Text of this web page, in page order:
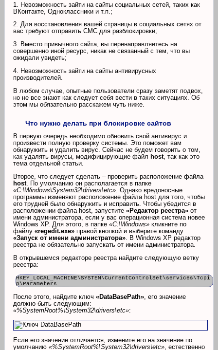
1. Невозможность зайти на сайты социальных сетей, таких как
ВКонтакте, Одноклассники и т.п.;
2. Для восстановления вашей страницы в социальных сетях от
вас требуют отправить СМС для разблокировки;
3. Вместо привычного сайта, вы перенаправляетесь на
совершенно иной ресурс, никак не связанный с тем, что вы
ожидали увидеть;
4. Невозможность зайти на сайты антивирусных
производителей.
В любом случае, опытные пользователи сразу заметят подвох,
но не все знают как следует себя вести в таких ситуациях. Об
этом мы обязательно расскажем чуть ниже.
Что нужно делать при блокировке сайтов
В первую очередь необходимо обновить свой антивирус и
произвести полную проверку системы. Это поможет вам
обнаружить и удалить вирус. Сейчас не будем говорить о том,
как удалять вирусы, модифицирующие файл host, так как это
тема отдельной статьи.
Второе, что следует сделать – проверить расположение файла
host. По умолчанию он располагается в папке
«C:\Windows\System32\drivers\etc». Однако вредоносные
программы изменяют расположение файла host для того, чтобы
его трудней было обнаружить и исправить. Чтобы убедится в
расположении файла host, запустите «Редактор реестра» от
имени администратора, если у вас операционная система новее
Windows XP. Для этого, в папке «C:\Windows» кликните по
файлу «regedit.exe» правой кнопкой и выберите команду
«Запуск от имени администратора». В Windows XP редактор
реестра не обязательно запускать от имени администратора.
В открывшемся редакторе реестра найдите следующую ветку
реестра:
HKEY_LOCAL_MACHINE\SYSTEM\CurrentControlSet\services\Tcpi
p\Parameters
После этого, найдите ключ «DataBasePath» , его значение
должно быть следующим:
«%SystemRoot%\System32\drivers\etc»:
Если его значение отличается, измените его на значение по
умолчанию «%SystemRoot%\System32\drivers\etc», естественно